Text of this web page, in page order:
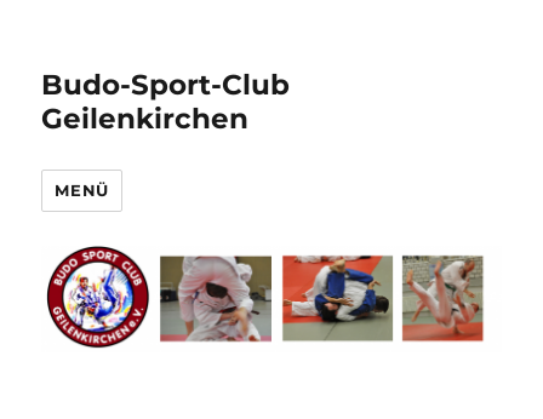
Budo-Sport-Club
Geilenkirchen
MENÜ